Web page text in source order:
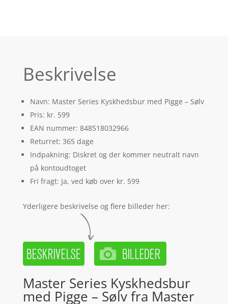
Beskrivelse
Navn: Master Series Kyskhedsbur med Pigge – Sølv
Pris: kr. 599
EAN nummer: 848518032966
Returret: 365 dage
Indpakning: Diskret og der kommer neutralt navn
på kontoudtoget
Fri fragt: Ja, ved køb over kr. 599
Yderligere beskrivelse og flere billeder her:
Master Series Kyskhedsbur
med Pigge – Sølv fra Master